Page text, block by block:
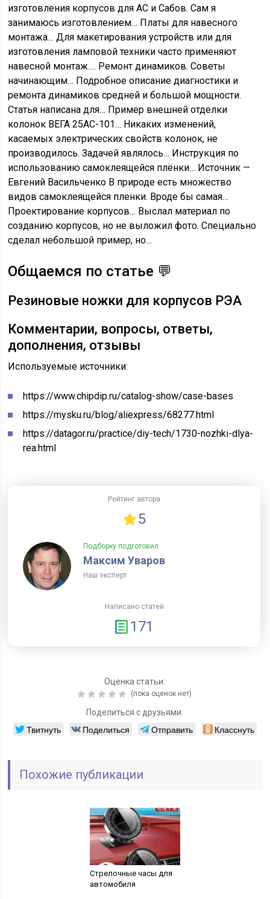
изготовления корпусов для АС и Сабов. Сам я
занимаюсь изготовлением… Платы для навесного
монтажа… Для макетирования устройств или для
изготовления ламповой техники часто применяют
навесной монтаж…. Ремонт динамиков. Советы
начинающим… Подробное описание диагностики и
ремонта динамиков средней и большой мощности.
Статья написана для… Пример внешней отделки
колонок ВЕГА 25АС-101… Никаких изменений,
касаемых электрических свойств колонок, не
производилось. Задачей являлось… Инструкция по
использованию самоклеящейся плёнки… Источник —
Евгений Васильченко В природе есть множество
видов самоклеящейся пленки. Вроде бы самая…
Проектирование корпусов… Выслал материал по
созданию корпусов, но не выложил фото. Специально
сделал небольшой пример, но…
Общаемся по статье 💬
Резиновые ножки для корпусов РЭА
Комментарии, вопросы, ответы,
дополнения, отзывы
Используемые источники:
https://www.chipdip.ru/catalog-show/case-bases
https://mysku.ru/blog/aliexpress/68277.html
https://datagor.ru/practice/diy-tech/1730-nozhki-dlya-
rea.html
Рейтинг автора
5
Подборку подготовил
Максим Уваров
Наш эксперт
Написано статей
171
Оценка статьи:
(пока оценок нет)
Поделиться с друзьями:
Твитнуть Поделиться Отправить Класснуть
Похожие публикации
Стрелочные часы для
автомобиля